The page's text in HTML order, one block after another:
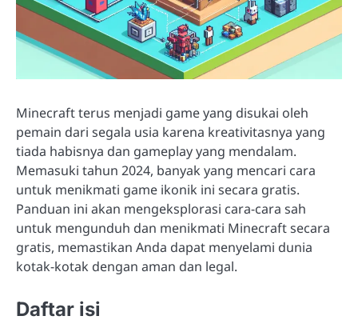
Minecraft terus menjadi game yang disukai oleh
pemain dari segala usia karena kreativitasnya yang
tiada habisnya dan gameplay yang mendalam.
Memasuki tahun 2024, banyak yang mencari cara
untuk menikmati game ikonik ini secara gratis.
Panduan ini akan mengeksplorasi cara-cara sah
untuk mengunduh dan menikmati Minecraft secara
gratis, memastikan Anda dapat menyelami dunia
kotak-kotak dengan aman dan legal.
Daftar isi